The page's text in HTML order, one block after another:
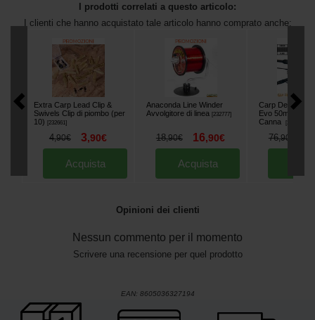
I prodotti correlati a questo articolo:
I clienti che hanno acquistato tale articolo hanno comprato anche:
Extra Carp Lead Clip &
Swivels Clip di piombo (per
10) [232661]
4,90€ 3,90€
Acquista
Anaconda Line Winder
Avvolgitore di linea [232777]
18,90€ 16,90€
Acquista
Carp Design
Evo 50mm 13'
Canna
[
76,90
Opinioni dei clienti
Nessun commento per il momento
Scrivere una recensione per quel prodotto
EAN: 8605036327194